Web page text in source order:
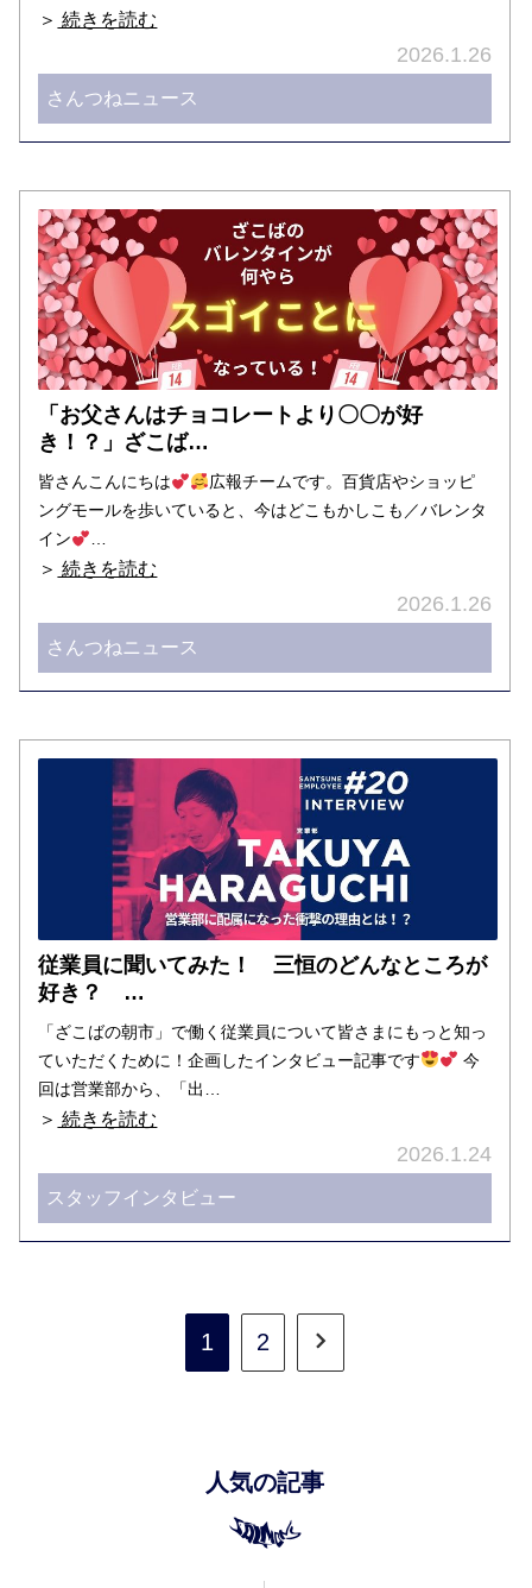
＞ 続きを読む
2026.1.26
さんつねニュース
「お父さんはチョコレートより〇〇が好
き！？」ざこば…
皆さんこんにちは
広報チームです。百貨店やショッピ
ングモールを歩いていると、今はどこもかしこも／バレンタ
イン
…
＞ 続きを読む
2026.1.26
さんつねニュース
従業員に聞いてみた！ 三恒のどんなところが
好き？ …
「ざこばの朝市」で働く従業員について皆さまにもっと知っ
ていただくために！企画したインタビュー記事です
今
回は営業部から、「出…
＞ 続きを読む
2026.1.24
スタッフインタビュー
1 2
人気の記事